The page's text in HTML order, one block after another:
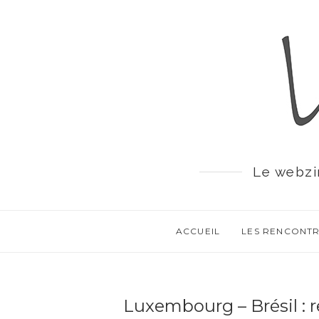
Le
ACCUEIL LES
Luxembourg – Brésil :